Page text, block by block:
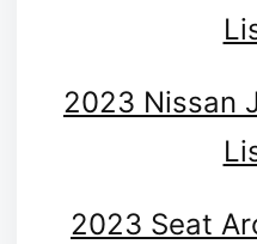
2023 Nissan
2023 Seat